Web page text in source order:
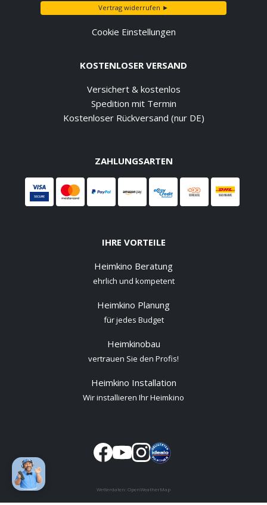
Vertrag widerrufen ►
Cookie Einstellungen
KOSTENLOSER VERSAND
Versichert & kostenlos
Spedition mit Termin
Kostenloser Rückversand (nur DE)
ZAHLUNGSARTEN
IHRE VORTEILE
Heimkino Beratung
ehrlich und kompetent
Heimkino Planung
für jedes Budget
Heimkinobau
vertrauen Sie den Profis!
Heimkino Installation
Wir installieren Ihr Heimkino
Wetterdaten: OpenWeatherMap